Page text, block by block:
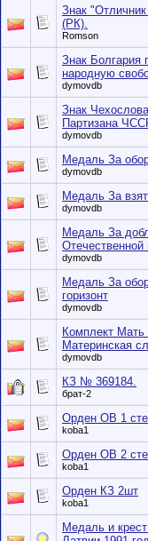
Знак
(РК).
Romson
Знак Болгария
народную
dymovdb
Знак
Партизана
dymovdb
Медаль За
dymovdb
Медаль За
dymovdb
Медаль За
Отечественной
dymovdb
Медаль За
горизонт
dymovdb
Комплект Мать
Материнская
dymovdb
КЗ № 369184.
брат-2
Орден ОВ 1
koba1
Орден ОВ 2
koba1
Орден КЗ 2шт
koba1
Медаль и